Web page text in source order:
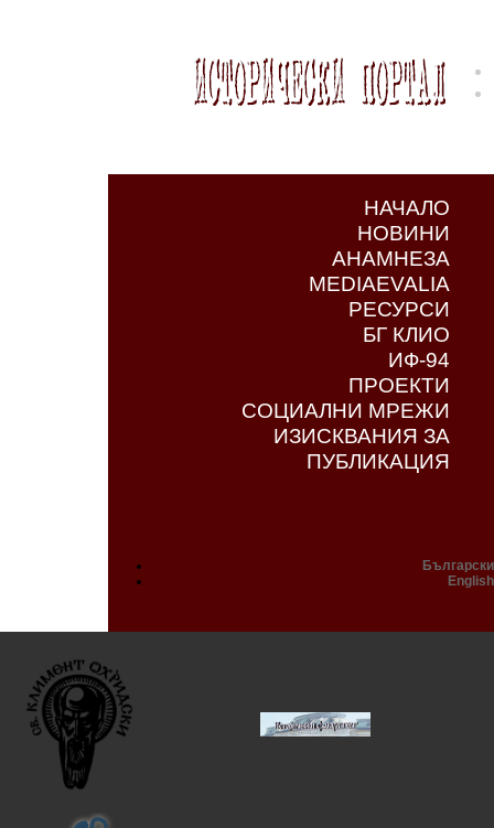
НАЧАЛО
НОВИНИ
АНАМНЕЗА
MEDIAEVALIA
РЕСУРСИ
БГ КЛИО
ИФ-94
ПРОЕКТИ
СОЦИАЛНИ МРЕЖИ
ИЗИСКВАНИЯ ЗА
ПУБЛИКАЦИЯ
Български
English